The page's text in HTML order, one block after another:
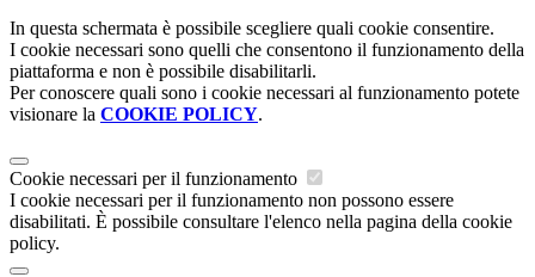
In questa schermata è possibile scegliere quali cookie consentire.
I cookie necessari sono quelli che consentono il funzionamento della
piattaforma e non è possibile disabilitarli.
Per conoscere quali sono i cookie necessari al funzionamento potete
visionare la COOKIE POLICY.
Cookie necessari per il funzionamento
I cookie necessari per il funzionamento non possono essere
disabilitati. È possibile consultare l'elenco nella pagina della cookie
policy.